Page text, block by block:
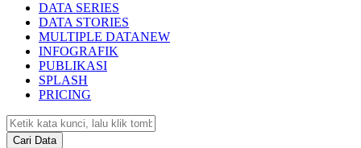
DATA SERIES
DATA STORIES
MULTIPLE DATANEW
INFOGRAFIK
PUBLIKASI
SPLASH
PRICING
Cari Data